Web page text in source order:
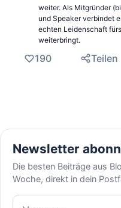
weiter. Als Mitgründer
und Speaker verbindet
echten Leidenschaft
weiterbringt.
190 Teilen
Newsletter
Die besten Beiträge aus
Woche, direkt in dein
Vorname
E-Mail-Adresse